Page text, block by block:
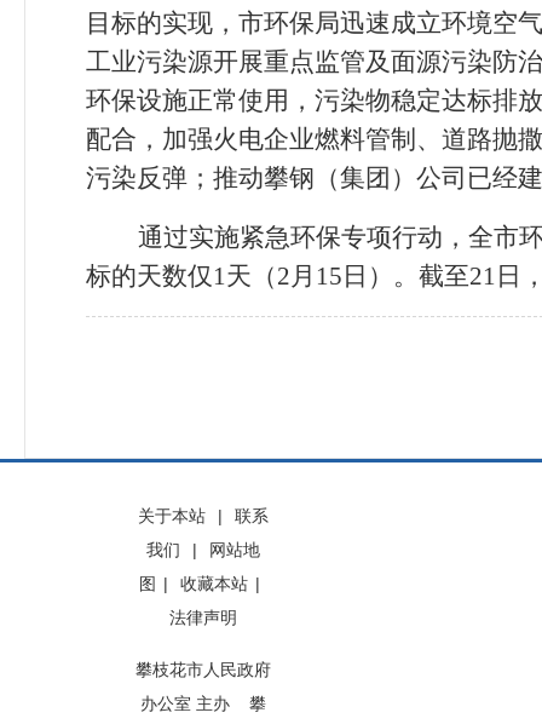
目标的实现，市环保局迅速成立环境空
工业污染源开展重点监管及面源污染防
环保设施正常使用，污染物稳定达标排
配合，加强火电企业燃料管制、道路抛
污染反弹；推动攀钢（集团）公司已经
通过实施紧急环保专项行动，全市
标的天数仅 1天（2月 15 日）。截至21 日
关于本站 |
联系
我们
|
网站地
图 | 收藏本站 |
法律声明
攀枝花市人民政府
办公室 主办 攀